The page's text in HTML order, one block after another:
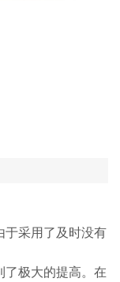
于采用了及时没有
极大的提高。在